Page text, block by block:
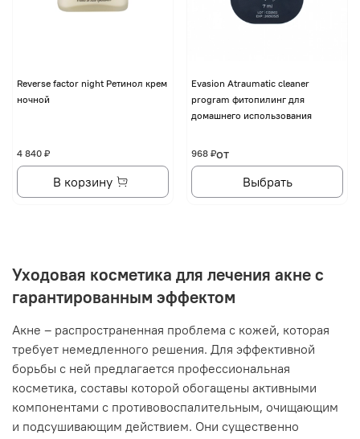
Reverse factor night Ретинол крем
ночной
4 840 ₽
В корзину
Evasion Atraumatic cleaner
program фитопилинг для
домашнего использования
от
968 ₽
Выбрать
Уходовая косметика для лечения акне с
гарантированным эффектом
Акне – распространенная проблема с кожей, которая
требует немедленного решения. Для эффективной
борьбы с ней предлагается профессиональная
косметика, составы которой обогащены активными
компонентами с противовоспалительным, очищающим
и подсушивающим действием. Они существенно